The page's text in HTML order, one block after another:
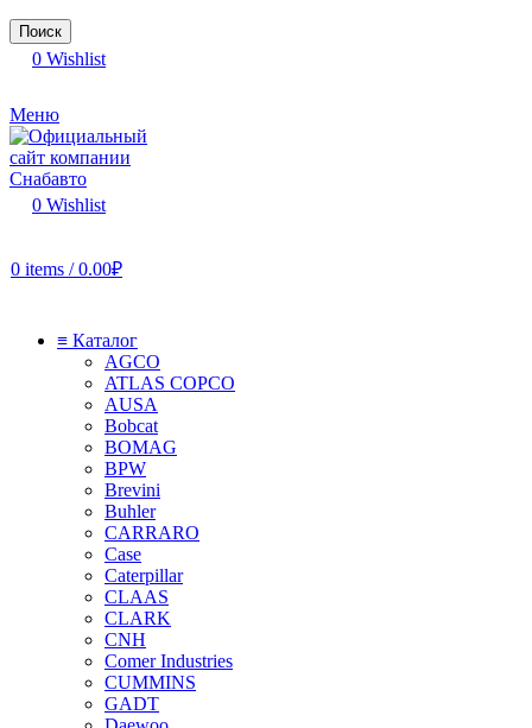
Поиск
0 Wishlist
Меню
0 Wishlist
0 items / 0.00₽
≡ Каталог
AGCO
ATLAS COPCO
AUSA
Bobcat
BOMAG
BPW
Brevini
Buhler
CARRARO
Case
Caterpillar
CLAAS
CLARK
CNH
Comer Industries
CUMMINS
GADT